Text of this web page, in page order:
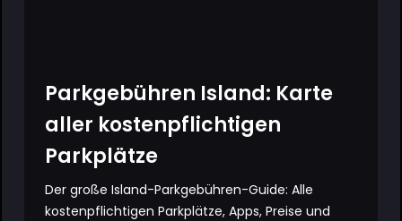
Parkgebühren Island: Karte
aller kostenpflichtigen
Parkplätze
Der große Island-Parkgebühren-Guide: Alle
kostenpflichtigen Parkplätze, Apps, Preise und